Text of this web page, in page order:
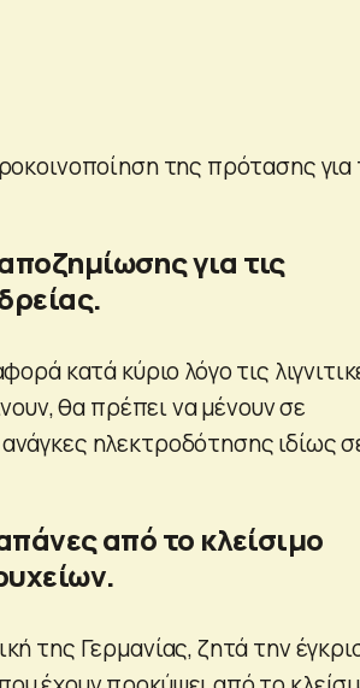
της πρότασης για
για τις
κατά κύριο λόγο τις
θα πρέπει να μένουν σε
ηλεκτροδότησης ιδίως
από το κλείσιμο
της Γερμανίας, ζητά την